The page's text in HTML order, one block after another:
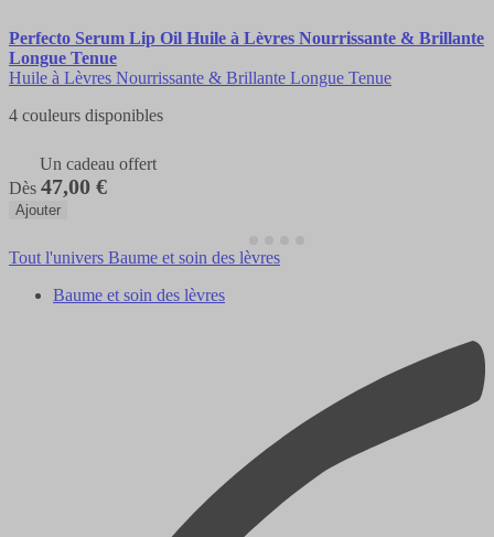
Perfecto Serum Lip Oil Huile à Lèvres Nourrissante & Brillante
Longue Tenue
Huile à Lèvres Nourrissante & Brillante Longue Tenue
4 couleurs disponibles
Un cadeau offert
Dès 47,00 €
Ajouter
Tout l'univers Baume et soin des lèvres
Baume et soin des lèvres